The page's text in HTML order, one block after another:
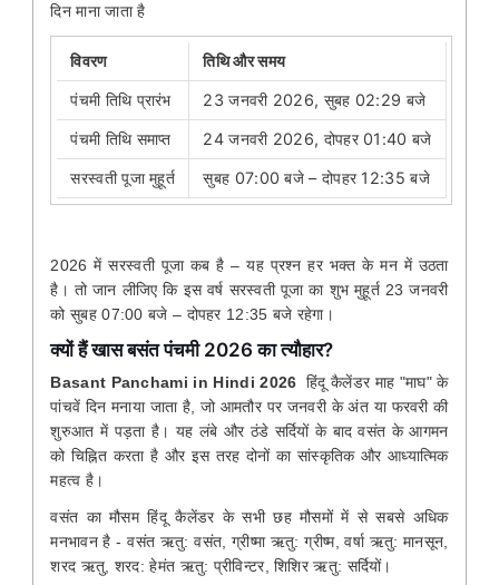
दिन माना जाता है
विवरण तिथि और समय
पंचमी तिथि प्रारंभ 23 जनवरी 2026, सुबह 02:29 बजे
पंचमी तिथि समाप्त 24 जनवरी 2026, दोपहर 01:40 बजे
सरस्वती पूजा मुहूर्त सुबह 07:00 बजे – दोपहर 12:35 बजे
2026में सरस्वती पूजा कब है– यह प्रश्न हर भक्त के मन में उठता
है। तो जान लीजिए कि इस वर्ष सरस्वती पूजा का शुभ मुहूर्त 23 जनवरी
को सुबह 07:00 बजे – दोपहर 12:35 बजे रहेगा।
क्यों हैं खास बसंत पंचमी 2026 का त्यौहार?
Basant Panchami in Hindi 2026 हिंदू कैलेंडर माह "माघ" के
पांचवें दिन मनाया जाता है, जो आमतौर पर जनवरी के अंत या फरवरी की
शुरुआत में पड़ता है। यह लंबे और ठंडे सर्दियों के बाद वसंत के आगमन
को चिह्नित करता है और इस तरह दोनों का सांस्कृतिक और आध्यात्मिक
महत्व है।
वसंत का मौसम हिंदू कैलेंडर के सभी छह मौसमों में से सबसे अधिक
मनभावन है - वसंत ऋतु: वसंत, ग्रीष्मा ऋतु: ग्रीष्म, वर्षा ऋतु: मानसून,
शरद ऋतु, शरद: हेमंत ऋतु: प्रीविन्टर, शिशिर ऋतु: सर्दियों।